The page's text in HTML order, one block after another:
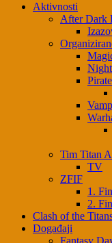
Aktivnosti
After Dark
Tim Titan
TV
ZFIF
1.
2.
Clash of the
Događaji